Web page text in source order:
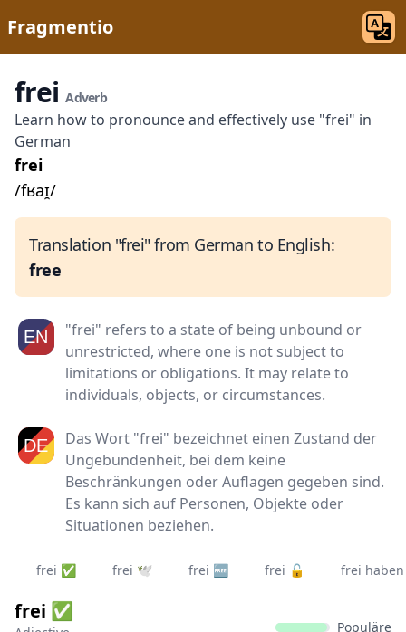
Fragmentio
freiAdverb
Learn how to pronounce and effectively use "frei" in
German
frei
/fʁaɪ̯/
Translation "frei" from German to English:
free
"frei" refers to a state of being unbound or
unrestricted, where one is not subject to
limitations or obligations. It may relate to
individuals, objects, or circumstances.
Das Wort "frei" bezeichnet einen Zustand der
Ungebundenheit, bei dem keine
Beschränkungen oder Auflagen gegeben sind.
Es kann sich auf Personen, Objekte oder
Situationen beziehen.
frei ✅ frei 🕊️ frei 🆓 frei 🔓 frei
frei ✅
Populäre